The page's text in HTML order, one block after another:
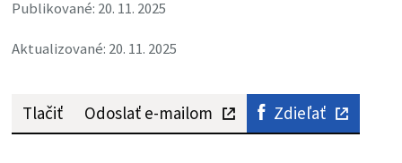
Publikované: 20. 11. 2025
Aktualizované: 20. 11. 2025
Tlačiť Odoslať e-mailom Zdieľať